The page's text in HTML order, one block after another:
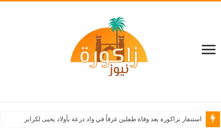
استنفار بزاكورة بعد وفاة طفلين غرقاً في واد درعة بأولاد يحيى لكراير